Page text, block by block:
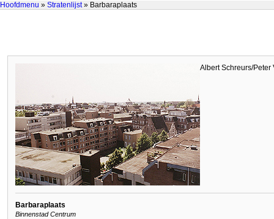
Hoofdmenu » Stratenlijst» Barbaraplaats
Albert Schreurs/Peter
Barbaraplaats
Binnenstad Centrum